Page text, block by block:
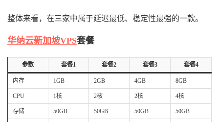
整体来看，在三家中属于延迟最低、稳定性最强的一款。
华纳云新加坡VPS套餐
参数 套餐1 套餐2 套餐3 套餐4
内存 1GB 2GB 4GB 8GB
CPU 1核 2核 2核 4核
存储 50GB 50GB 50GB 50GB